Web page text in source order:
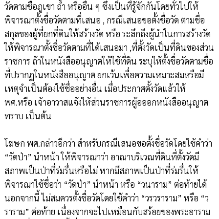
วัดตามชื่อภูเขา ถ้ำ หรืออื่น ๆ ซึ่งเป็นที่รู้จักกันโดยทั่วไปให้
พิจารณาตั้งชื่อวัดตามที่เสนอ , กรณีเสนอขอตั้งชื่อวัด ตามชื่อ
สกุลของผู้ที่ยกที่ดินให้สร้างวัด หรือ ระลึกถึงผู้นำในการสร้างวัด
ให้พิจารณาตั้งชื่อวัดตามที่ได้เสนอมา ,ที่ตั้งวัดเป็นที่ดินของส่วน
ราชการ ถ้าในหนังสืออนุญาตให้ใช้ที่ดิน ระบุให้ตั้งชื่อวัดตามชื่อ
ที่ปรากฏในหนังสืออนุญาต ยกเว้นเพื่อความเหมาะสมหรือมี
เหตุจำเป็นต้องใช้ชื่ออย่างอื่น เมื่อประกาศตั้งวัดแล้วให้
พศ.หรือ เจ้าอาวาสแจ้งให้ส่วนราชการผู้อออกหนังสืออนุญาต
ทราบ เป็นต้น
โฆษก พศ.กล่าวอีกว่า สำหรับกรณีเสนอขอตั้งชื่อวัดโดยใช้คำว่า
“วัดป่า” นำหน้า ให้พิจารณาว่า อาณาบริเวณที่ดินที่ตั้งวัดมี
สภาพเป็นป่าที่ร่มรื่นหรือไม่ หากมีสภาพเป็นป่าที่ร่มรื่นให้
พิจารณาใช้ชื่อว่า “วัดป่า” นำหน้า หรือ “วนาราม” ต่อท้ายได้
นอกจากนี้ ไม่สมควรตั้งชื่อวัดโดยใช้คำว่า “วรวราราม” หรือ “ว
ราราม” ต่อท้าย เนื่องจากจะไปเหมือนกับสร้อยของพระอาราม